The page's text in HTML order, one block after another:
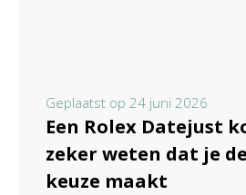
Geplaatst op 24 juni 2026
Een Rolex Datejust
zeker weten dat je
keuze maakt